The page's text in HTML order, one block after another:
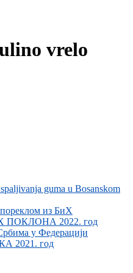
vrelo
guma u Bosanskom
из БиХ
2022. год
у Федерацији
2021. год